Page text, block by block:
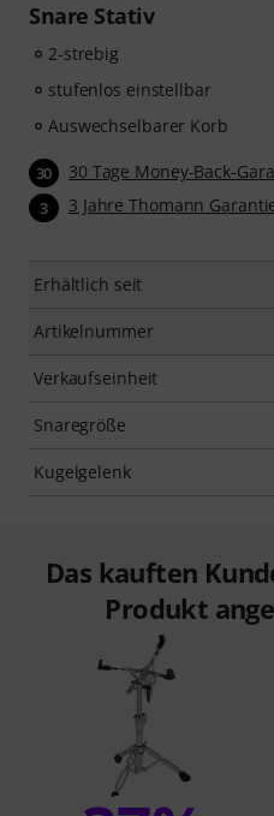
Snare Stativ
2-strebig
stufenlos einstellbar
Auswechselbarer Korb
30 30 Tage Money-Back-
3 3 Jahre Thomann
Erhältlich seit
Artikelnummer
Verkaufseinheit
Snaregröße
Kugelgelenk
Das kauften
Produkt